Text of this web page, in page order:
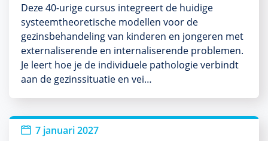
Deze 40-urige cursus integreert de huidige
systeemtheoretische modellen voor de
gezinsbehandeling van kinderen en jongeren met
externaliserende en internaliserende problemen.
Je leert hoe je de individuele pathologie verbindt
aan de gezinssituatie en vei…
7 januari 2027